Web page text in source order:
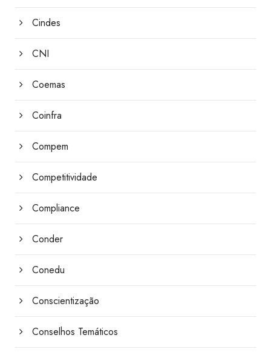
Cindes
CNI
Coemas
Coinfra
Compem
Competitividade
Compliance
Conder
Conedu
Conscientização
Conselhos Temáticos